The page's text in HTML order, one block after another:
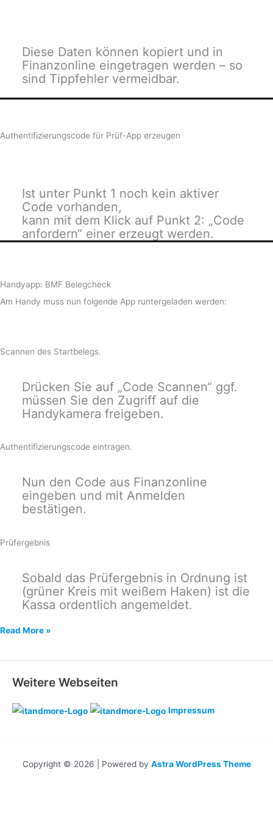
Diese Daten können kopiert und in
Finanzonline eingetragen werden – so
sind Tippfehler vermeidbar.
Authentifizierungs­code für Prüf-App erzeugen
Ist unter Punkt 1 noch kein aktiver
Code vorhanden,
kann mit dem Klick auf Punkt 2: „Code
anfordern“ einer erzeugt werden.
Handyapp: BMF Belegcheck
Am Handy muss nun folgende App runtergeladen werden:
Scannen des Startbelegs.
Drücken Sie auf „Code Scannen“ ggf.
müssen Sie den Zugriff auf die
Handykamera freigeben.
Authentifizierungscode eintragen.
Nun den Code aus Finanzonline
eingeben und mit Anmelden
bestätigen.
Prüfergebnis
Sobald das Prüfergebnis in Ordnung ist
(grüner Kreis mit weißem Haken) ist die
Kassa ordentlich angemeldet.
Registrierkassa
Finanz-
anmelden
Read More »
Weitere Webseiten
Impressum
Copyright © 2026 | Powered by Astra WordPress Theme